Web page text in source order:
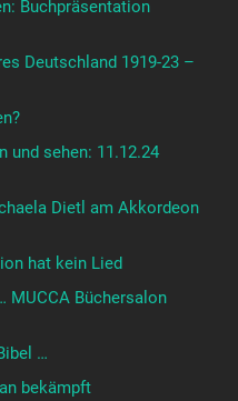
Buchpräsentation
Deutschland 1919-23 –
und sehen: 11.12.24
Dietl am Akkordeon
hat kein Lied
MUCCA Büchersalon
…
bekämpft